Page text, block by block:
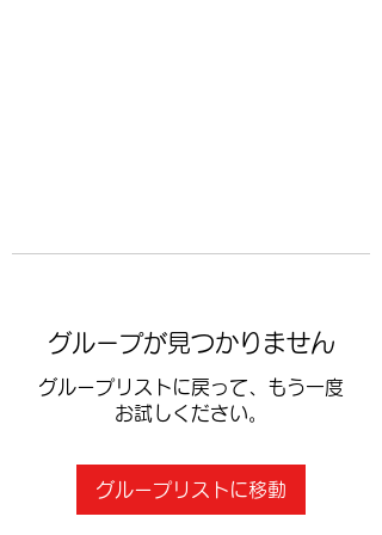
グループが見つかりません
グループリストに戻って、もう一度
お試しください。
グループリストに移動